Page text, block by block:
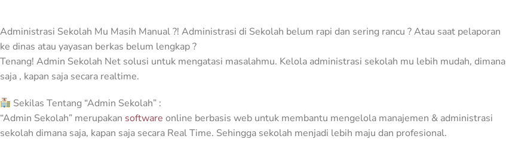
Administrasi Sekolah Mu Masih Manual ?! Administrasi di Sekolah belum rapi dan sering rancu ? Atau saat pelaporan
ke dinas atau yayasan berkas belum lengkap ?
Tenang! Admin Sekolah Net solusi untuk mengatasi masalahmu. Kelola administrasi sekolah mu lebih mudah, dimana
saja , kapan saja secara realtime.
Sekilas Tentang “Admin Sekolah” :
“Admin Sekolah” merupakan software online berbasis web untuk membantu mengelola manajemen & administrasi
sekolah dimana saja, kapan saja secara Real Time. Sehingga sekolah menjadi lebih maju dan profesional.